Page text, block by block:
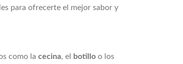
para ofrecerte el mejor sabor y
como la cecina, el botillo o los